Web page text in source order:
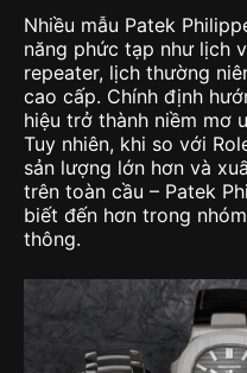
Nhiều mẫu Patek
năng phức tạp như lịch
repeater, lịch thường
cao cấp. Chính định
hiệu trở thành niềm mơ
Tuy nhiên, khi so với
sản lượng lớn hơn và
trên toàn cầu – Patek
biết đến hơn trong
thông.